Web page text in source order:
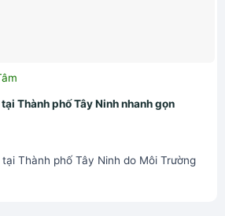
Thành phố Tây Ninh nhanh gọn
Thành phố Tây Ninh do Môi Trường